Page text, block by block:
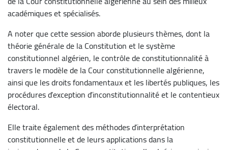
académiques et spécialisés.
A noter que cette session aborde plusieurs thèmes, dont la
théorie générale de la Constitution et le système
constitutionnel algérien, le contrôle de constitutionnalité à
travers le modèle de la Cour constitutionnelle algérienne,
ainsi que les droits fondamentaux et les libertés publiques, les
procédures d’exception d’inconstitutionnalité et le contentieux
électoral.
Elle traite également des méthodes d’interprétation
constitutionnelle et de leurs applications dans la